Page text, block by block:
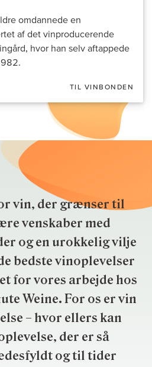
omdannede en
af det vinproducerende
hvor han selv aftappede
TIL VINBONDEN
vin, der grænser til
venskaber med
og en urokkelig vilje
bedste vinoplevelser
for vores arbejde hos
Weine. For os er vin
– hvor ellers kan
der er så
og til tider